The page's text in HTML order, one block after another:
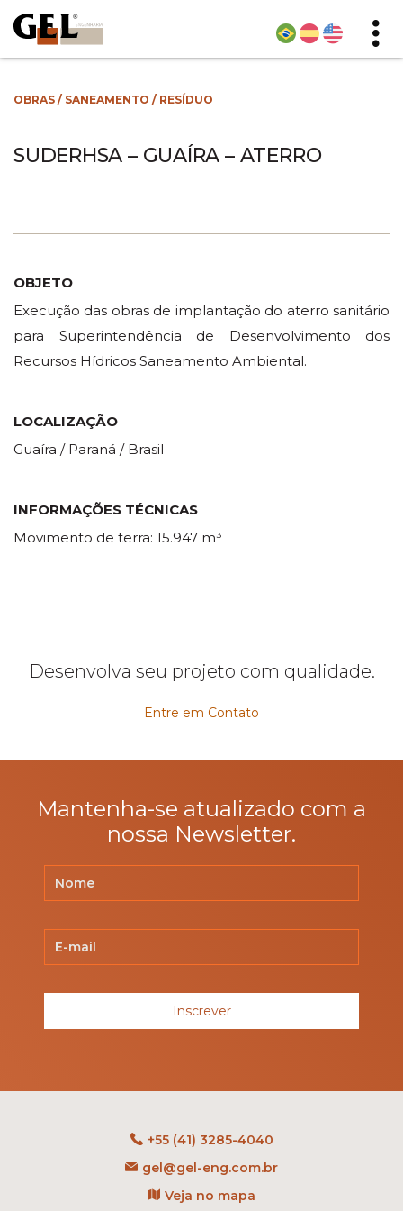
OBRAS / SANEAMENTO / RESÍDUO
SUDERHSA – GUAÍRA – ATERRO
OBJETO
Execução das obras de implantação do aterro sanitário
para Superintendência de Desenvolvimento dos
Recursos Hídricos Saneamento Ambiental.
LOCALIZAÇÃO
Guaíra / Paraná / Brasil
INFORMAÇÕES TÉCNICAS
Movimento de terra: 15.947 m³
Desenvolva seu projeto com qualidade.
Entre em Contato
Mantenha-se atualizado com a
nossa Newsletter.
Inscrever
+55 (41) 3285-4040
gel@gel-eng.com.br
Veja no mapa